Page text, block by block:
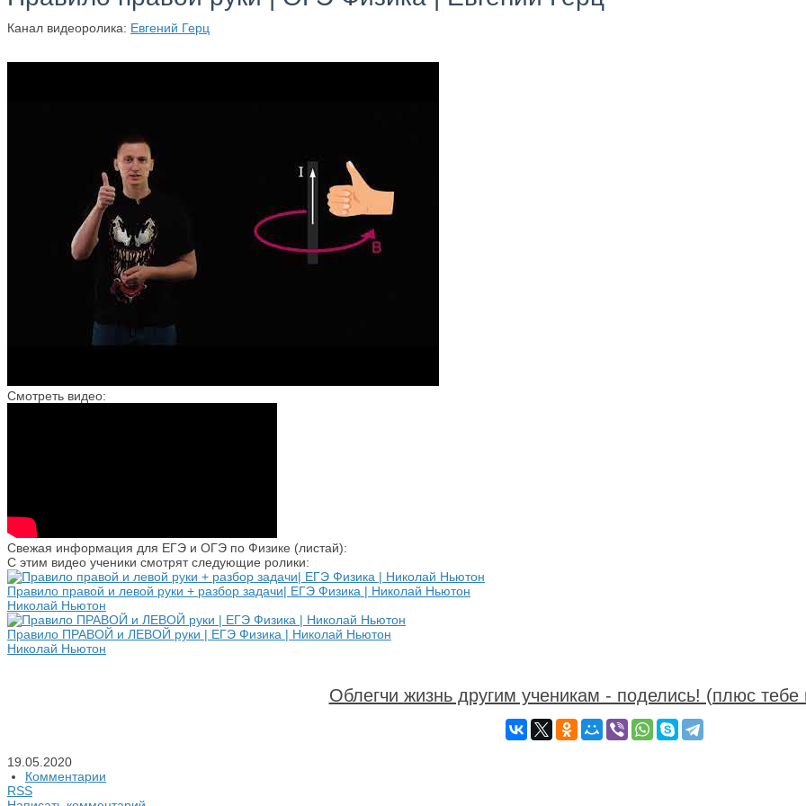
Канал видеоролика: Евгений Герц
Смотреть видео:
Свежая информация для ЕГЭ и ОГЭ по Физике (листай):
С этим видео ученики смотрят следующие ролики:
Правило правой и левой руки + разбор задачи| ЕГЭ Физика | Николай Ньютон
Николай Ньютон
Правило ПРАВОЙ и ЛЕВОЙ руки | ЕГЭ Физика | Николай Ньютон
Николай Ньютон
Облегчи жизнь другим ученикам - поделись! (плюс тебе
19.05.2020
Комментарии
RSS